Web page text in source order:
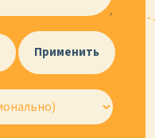
Применить